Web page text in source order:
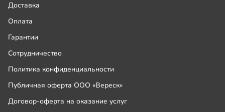
Доставка
Оплата
Гарантии
Сотрудничество
Политика конфиденциальности
Публичная оферта ООО «Вереск»
Договор-оферта на оказание услуг